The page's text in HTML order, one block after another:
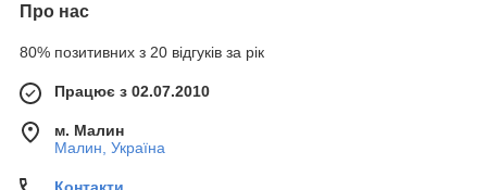
Про нас
80% позитивних з 20 відгуків за рік
Працює з 02.07.2010
м. Малин
Малин, Україна